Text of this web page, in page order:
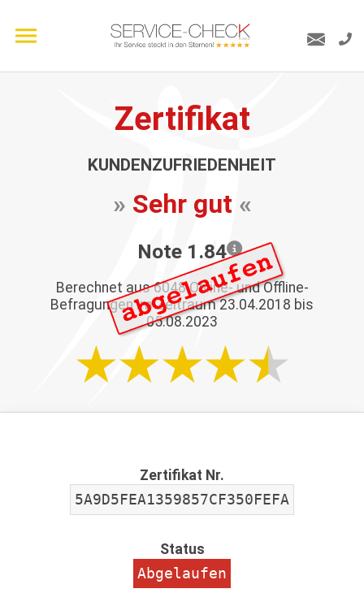
Zertifikat
KUNDENZUFRIEDENHEIT
» Sehr gut «
Note 1.84
Berechnet aus6048Online- und Offline-
Befragungen im Zeitraum 23.04.2018 bis
05.08.2023
Zertifikat Nr.
5A9D5FEA1359857CF350FEFA
Status
Abgelaufen